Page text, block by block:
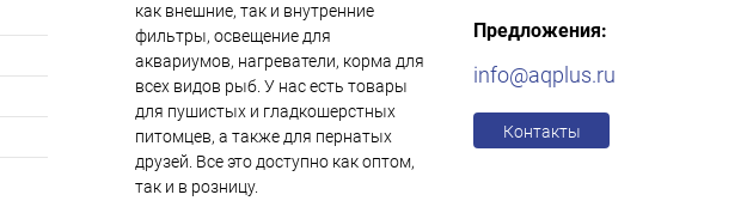
как внешние, так и внутренние
фильтры, освещение для
аквариумов, нагреватели, корма для
всех видов рыб. У нас есть товары
для пушистых и гладкошерстных
питомцев, а также для пернатых
друзей. Все это доступно как оптом,
так и в розницу.
Предложения:
info@aqplus.ru
Контакты